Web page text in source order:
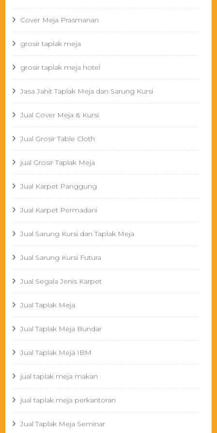
Cover Meja Prasmanan
grosir taplak meja
grosir taplak meja hotel
Jasa Jahit Taplak Meja dan Sarung Kursi
Jual Cover Meja & Kursi
Jual Grosir Table Cloth
jual Grosir Taplak Meja
Jual Karpet Panggung
Jual Karpet Permadani
Jual Sarung Kursi dan Taplak Meja
Jual Sarung Kursi Futura
Jual Segala Jenis Karpet
Jual Taplak Meja
Jual Taplak Meja Bundar
Jual Taplak Meja IBM
jual taplak meja makan
jual taplak meja perkantoran
Jual Taplak Meja Seminar